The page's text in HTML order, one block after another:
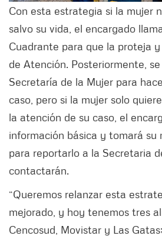
Con esta estrategia si la mujer
salvo su vida, el encargado
Cuadrante para que la proteja
de Atención. Posteriormente,
Secretaría de la Mujer para
caso, pero si la mujer solo
la atención de su caso, el
información básica y tomará
para reportarlo a la Secretaria
contactarán.
“Queremos relanzar esta
mejorado, y hoy tenemos tres
Cencosud, Movistar y Las